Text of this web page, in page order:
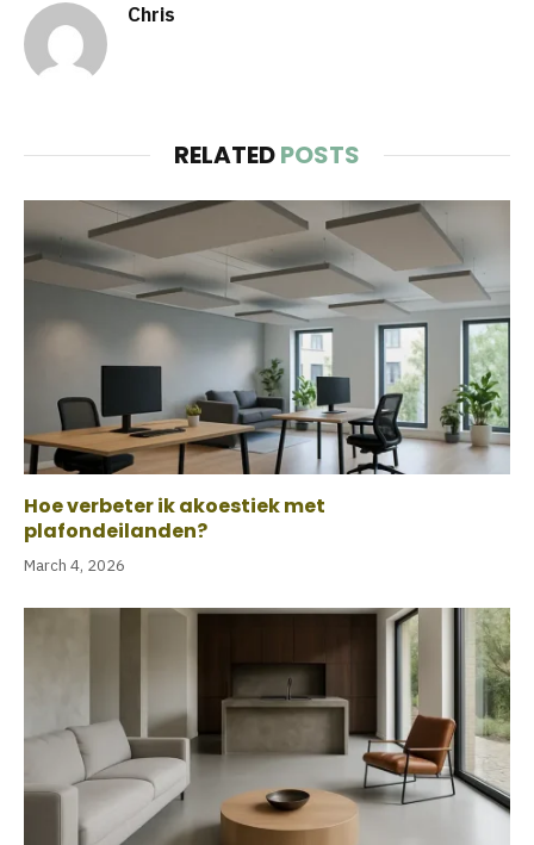
Chris
RELATEDPOSTS
Hoe verbeter ik akoestiek met
plafondeilanden?
March 4, 2026